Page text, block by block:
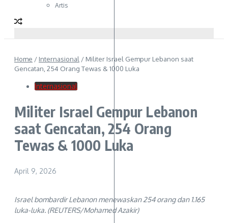
Artis
Home / Internasional / Militer Israel Gempur Lebanon saat
Gencatan, 254 Orang Tewas & 1000 Luka
Internasional
Militer Israel Gempur Lebanon
saat Gencatan, 254 Orang
Tewas & 1000 Luka
April 9, 2026
Israel bombardir Lebanon menewaskan 254 orang dan 1.165
luka-luka. (REUTERS/Mohamed Azakir)